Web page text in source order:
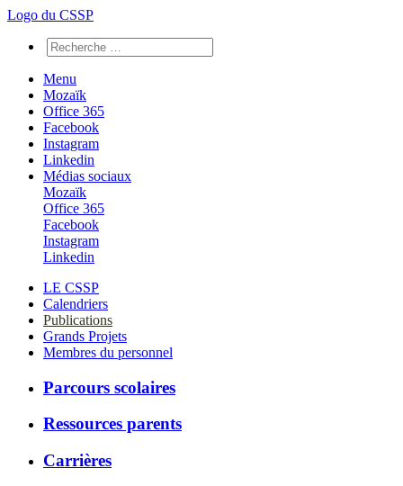
Logo du CSSP
Menu
Mozaïk
Office 365
Facebook
Instagram
Linkedin
Médias sociaux
Mozaïk
Office 365
Facebook
Instagram
Linkedin
LE CSSP
Calendriers
Publications
Grands Projets
Membres du personnel
Parcours scolaires
Ressources parents
Carrières